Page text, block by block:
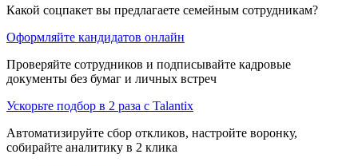
Какой соцпакет вы предлагаете семейным сотрудникам?
Оформляйте кандидатов онлайн
Проверяйте сотрудников и подписывайте кадровые
документы без бумаг и личных встреч
Ускорьте подбор в 2 раза с Talantix
Автоматизируйте сбор откликов, настройте воронку,
собирайте аналитику в 2 клика